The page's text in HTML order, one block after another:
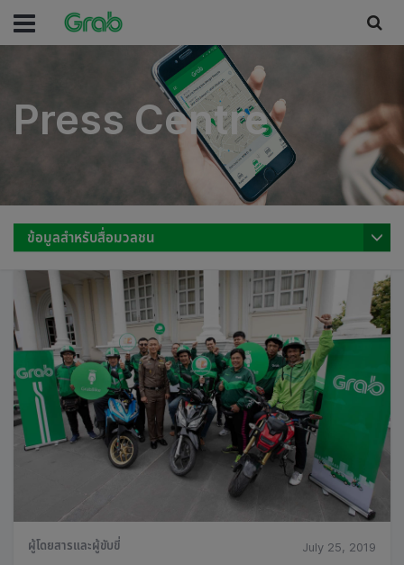
Press Centre
Press Centre
ข้อมูลสำหรับสื่อมวลชน
ผู้โดยสารและผู้ขับขี่ July 25, 2019